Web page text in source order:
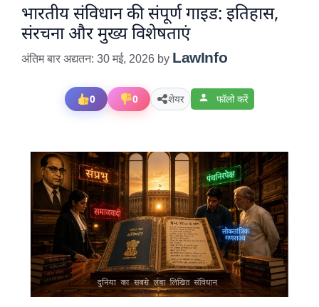
भारतीय संविधान की संपूर्ण गाइड: इतिहास,
संरचना और मुख्य विशेषताएं
अंतिम बार अद्यतन: 30 मई, 2026 by LawInfo
0 0 शेयर फॉलो करें